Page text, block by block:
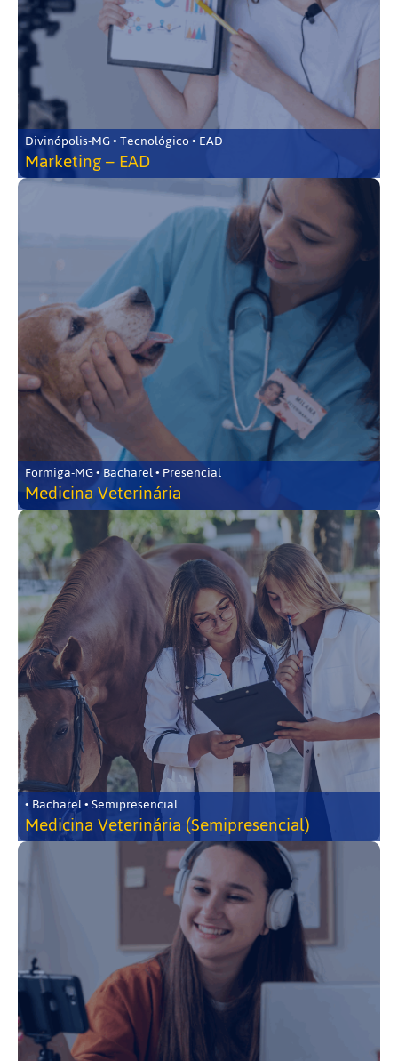
Divinópolis-MG • Tecnológico • EAD
Marketing – EAD
Formiga-MG • Bacharel • Presencial
Medicina Veterinária
• Bacharel • Semipresencial
Medicina Veterinária (Semipresencial)